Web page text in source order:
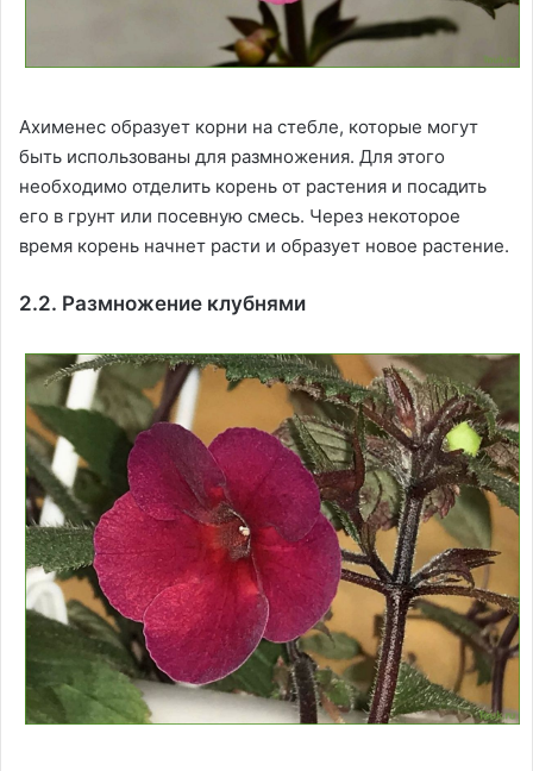
Ахименес образует корни на стебле, которые могут
быть использованы для размножения. Для этого
необходимо отделить корень от растения и посадить
его в грунт или посевную смесь. Через некоторое
время корень начнет расти и образует новое растение.
2.2. Размножение клубнями